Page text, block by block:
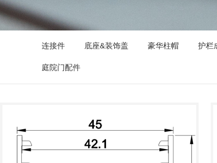
连接件 底座&装饰盖 豪华柱帽 护栏
庭院门配件